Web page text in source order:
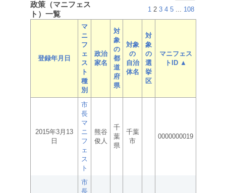
政策（マニフェス
ト）一覧
1 2 3 4 5 ... 108
登録年月日
マ
ニ
フ
ェ
ス
ト
種
別
政治
家名
対
象
の
都
道
府
県
対象
の
自治
体名
対
象
の
選
挙
区
マニフェス
トID ▲
2015年3月13
日
市
長
マ
ニ
フ
ェ
ス
ト
熊谷
俊人
千
葉
県
千葉
市
0000000019
市
長